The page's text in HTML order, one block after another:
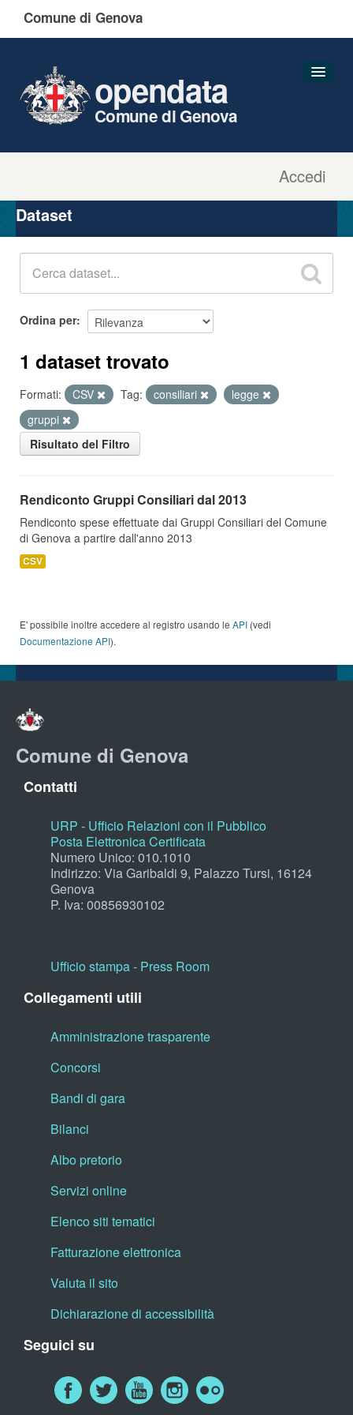
Comune di Genova
Accedi
opendata
Comune di Genova
Organizzazioni
Gruppi
Dataset
Ordina per
1 dataset trovato
Formati: CSV Tag: consiliari
legge
gruppi
Risultato del Filtro
Rendiconto Gruppi Consiliari dal 2013
Rendiconto spese effettuate dai Gruppi Consiliari del Comune
di Genova a partire dall'anno 2013
CSV
E' possibile inoltre accedere al registro usando le API (vedi
Documentazione API).
Comune di Genova
Contatti
URP - Ufficio Relazioni con il Pubblico
Posta Elettronica Certificata
Numero Unico: 010.1010
Indirizzo: Via Garibaldi 9, Palazzo Tursi, 16124
Genova
P. Iva: 00856930102
Ufficio stampa - Press Room
Collegamenti utili
Amministrazione trasparente
Concorsi
Bandi di gara
Bilanci
Albo pretorio
Servizi online
Elenco siti tematici
Fatturazione elettronica
Valuta il sito
Dichiarazione di accessibilità
Seguici su